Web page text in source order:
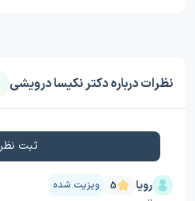
نظرات درباره دکتر نکیسا درویشی
ثبت نظر
رویا 5 ویزیت شده